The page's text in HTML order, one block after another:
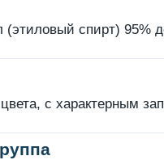
(этиловый спирт) 95%
с характерным